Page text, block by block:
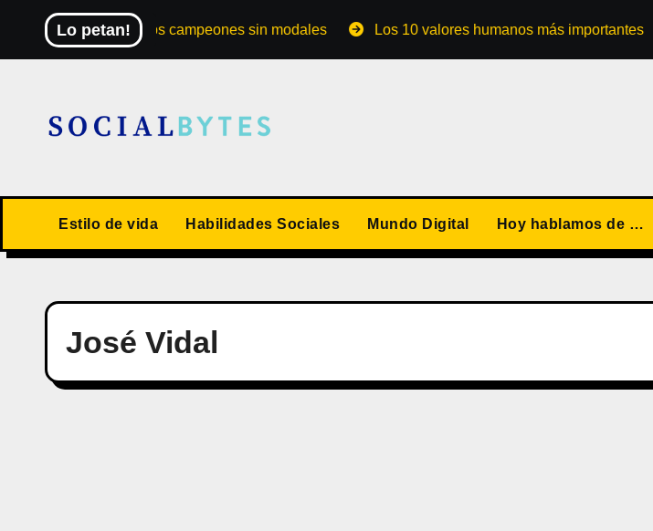
contenido
Lo petan!
El Mundial de los campeones sin modales Los 10 valores humanos más importantes
Estilo de vida Habilidades Sociales Mundo Digital Hoy hablamos de …
José Vidal